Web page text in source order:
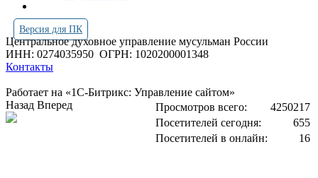
Версия для ПК
Центральное духовное управление мусульман России
ИНН: 0274035950 ОГРН: 1020200001348
Контакты
Работает на «1С-Битрикс: Управление сайтом»
Просмотров всего:
4250217
Посетителей сегодня:
655
Посетителей в онлайн:
16
Назад Вперед